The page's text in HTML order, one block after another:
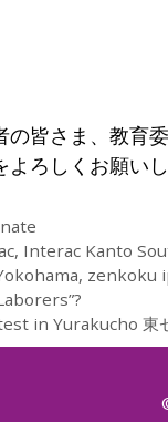
の皆さま、教
ろしくお願いし
, Interac Kanto
, zenkoku
in Yurakucho 東